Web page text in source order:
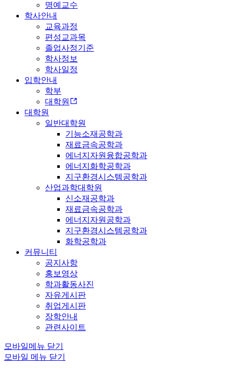
명예교수
학사안내
교육과정
편성교과목
졸업사정기준
학사정보
학사일정
입학안내
학부
대학원
대학원
일반대학원
기능소재공학과
재료금속공학과
에너지자원융합공학과
에너지화학공학과
지구환경시스템공학과
산업과학대학원
신소재공학과
재료금속공학과
에너지자원공학과
지구환경시스템공학과
화학공학과
커뮤니티
공지사항
홍보영상
학과활동사진
자유게시판
취업게시판
장학안내
관련사이트
모바일메뉴 닫기
모바일 메뉴 닫기